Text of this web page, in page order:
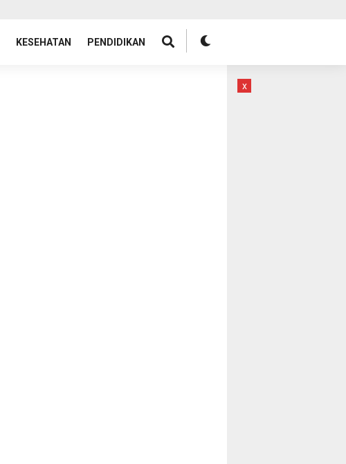
KESEHATAN PENDIDIKAN
x